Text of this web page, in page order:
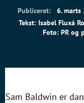
Publiceret:
6. marts
Tekst: Isabel Fluxá
Foto: PR og
Sam Baldwin er